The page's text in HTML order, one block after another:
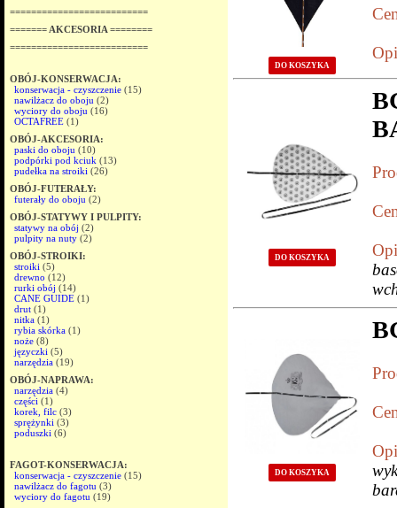
==========================
======= AKCESORIA ========
==========================
OBÓJ-KONSERWACJA:
konserwacja - czyszczenie (15)
nawilżacz do oboju (2)
wyciory do oboju (16)
OCTAFREE (1)
OBÓJ-AKCESORIA:
paski do oboju (10)
podpórki pod kciuk (13)
pudełka na stroiki (26)
OBÓJ-FUTERAŁY:
futerały do oboju (2)
OBÓJ-STATYWY I PULPITY:
statywy na obój (2)
pulpity na nuty (2)
OBÓJ-STROIKI:
stroiki (5)
drewno (12)
rurki obój (14)
CANE GUIDE (1)
drut (1)
nitka (1)
rybia skórka (1)
noże (8)
języczki (5)
narzędzia (19)
OBÓJ-NAPRAWA:
narzędzia (4)
części (1)
korek, filc (3)
sprężynki (3)
poduszki (6)
FAGOT-KONSERWACJA:
konserwacja - czyszczenie (15)
nawilżacz do fagotu (3)
wyciory do fagotu (19)
DO KOSZYKA
DO KOSZYKA
DO KOSZYKA